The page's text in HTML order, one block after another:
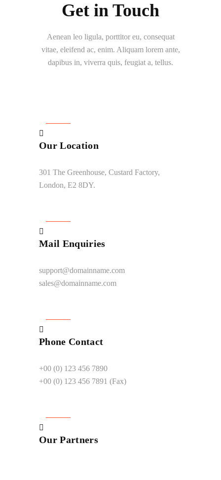
Get in Touch
Aenean leo ligula, porttitor eu, consequat
vitae, eleifend ac, enim. Aliquam lorem ante,
dapibus in, viverra quis, feugiat a, tellus.
Our Location
301 The Greenhouse, Custard Factory,
London, E2 8DY.
Mail Enquiries
support@domainname.com
sales@domainname.com
Phone Contact
+00 (0) 123 456 7890
+00 (0) 123 456 7891 (Fax)
Our Partners